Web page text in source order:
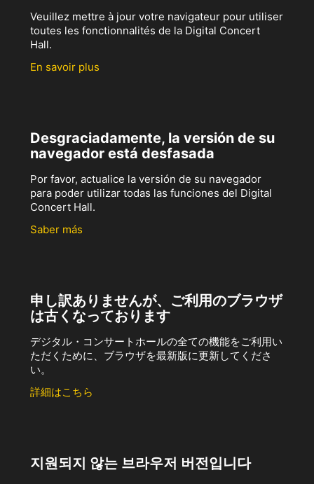
Veuillez mettre à jour votre navigateur pour utiliser
toutes les fonctionnalités de la Digital Concert
Hall.
En savoir plus
Desgraciadamente, la versión de su
navegador está desfasada
Por favor, actualice la versión de su navegador
para poder utilizar todas las funciones del Digital
Concert Hall.
Saber más
申し訳ありませんが、ご利用のブラウザ
は古くなっております
デジタル・コンサートホールの全ての機能をご利用い
ただくために、ブラウザを最新版に更新してくださ
い。
詳細はこちら
지원되지 않는 브라우저 버전입니다